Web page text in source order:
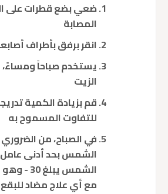
ضعي بضع قطرات على
المصابة
انقر برفق بأطراف
يستخدم صباحاً
الزيت
قم بزيادة الكمية
للتفاوت المسموح به
في الصباح، من
الشمس بحد أدنى
الشمس
مع أي علاج مضاد للبقع